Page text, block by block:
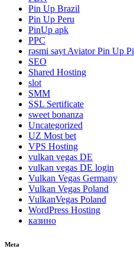
Pin Up Brazil
Pin Up Peru
PinUp apk
PPC
rəsmi sayt Aviator Pin Up
SEO
Shared Hosting
slot
SMM
SSL Sertificate
sweet bonanza
Uncategorized
UZ Most bet
VPS Hosting
vulkan vegas DE
vulkan vegas DE login
Vulkan Vegas Germany
Vulkan Vegas Poland
VulkanVegas Poland
WordPress Hosting
казино
Meta